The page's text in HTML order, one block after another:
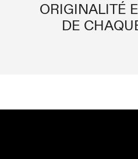
ORIGINALITÉ
DE